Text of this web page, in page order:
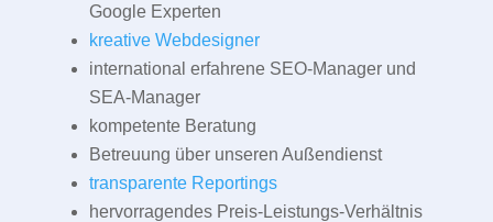
Google Experten
kreative Webdesigner
international erfahrene SEO-Manager und
SEA-Manager
kompetente Beratung
Betreuung über unseren Außendienst
transparente Reportings
hervorragendes Preis-Leistungs-Verhältnis